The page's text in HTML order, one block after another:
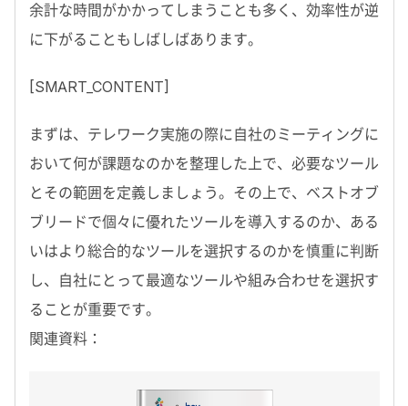
余計な時間がかかってしまうことも多く、効率性が逆
に下がることもしばしばあります。
[SMART_CONTENT]
まずは、テレワーク実施の際に自社のミーティングに
おいて何が課題なのかを整理した上で、必要なツール
とその範囲を定義しましょう。その上で、ベストオブ
ブリードで個々に優れたツールを導入するのか、ある
いはより総合的なツールを選択するのかを慎重に判断
し、自社にとって最適なツールや組み合わせを選択す
ることが重要です。
関連資料：